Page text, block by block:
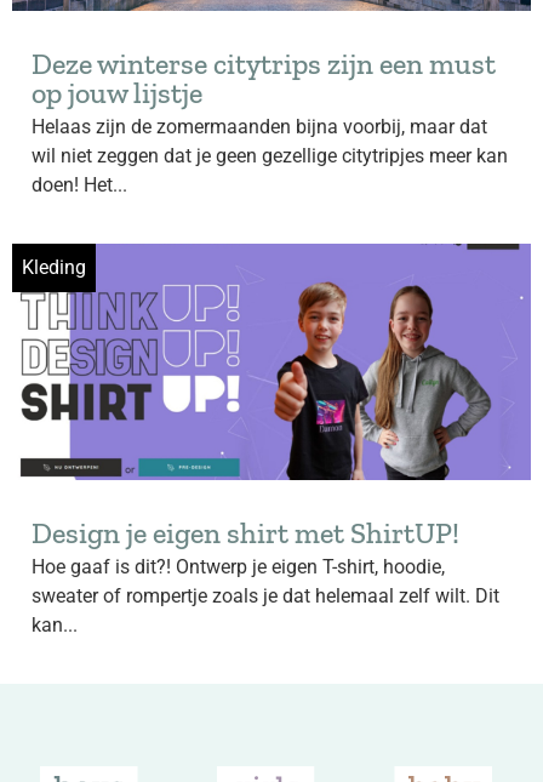
Deze winterse citytrips zijn een must
op jouw lijstje
Helaas zijn de zomermaanden bijna voorbij, maar dat
wil niet zeggen dat je geen gezellige citytripjes meer kan
doen! Het...
Kleding
Design je eigen shirt met ShirtUP!
Hoe gaaf is dit?! Ontwerp je eigen T-shirt, hoodie,
sweater of rompertje zoals je dat helemaal zelf wilt. Dit
kan...